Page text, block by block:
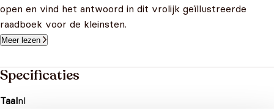
open en vind het antwoord in dit vrolijk geïllustreerde
raadboek voor de kleinsten.
Meer lezen
Specificaties
Taalnl